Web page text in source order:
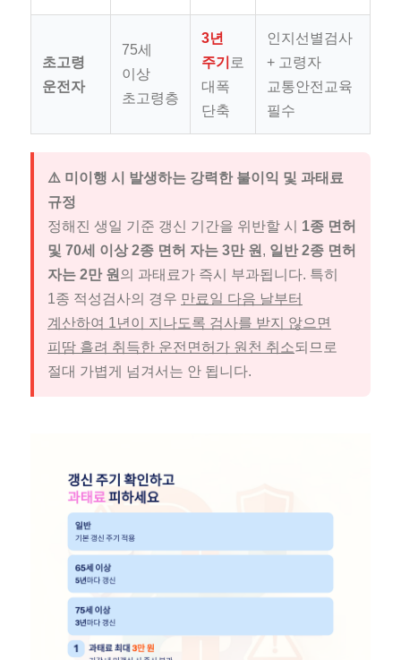
초고령
운전자
75세
이상
초고령층
3년
주기 로
대폭
단축
인지선별검사
+ 고령자
교통안전교육
필수
⚠️ 미이행 시 발생하는 강력한 불이익 및 과태료
규정
정해진 생일 기준 갱신 기간을 위반할 시 1종 면허
및 70세 이상 2종 면허 자는 3만 원 , 일반 2종 면허
자는 2만 원 의 과태료가 즉시 부과됩니다. 특히
1종 적성검사의 경우 만료일 다음 날부터
계산하여 1년이 지나도록 검사를 받지 않으면
피땀 흘려 취득한 운전면허가 원천 취소되므로
절대 가볍게 넘겨서는 안 됩니다.